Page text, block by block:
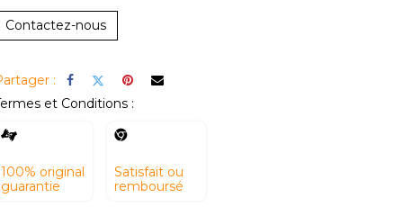
Contactez-nous
:
et Conditions :
100% original
guarantie
Satisfait ou
remboursé